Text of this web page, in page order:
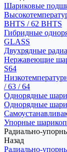
Шариковые
BHTS / 62 BHTS
Гибридные
GLASS
Двухрядные
Нержавеющие
S64
/ 63 / 64
Однорядные
Однорядные
Упорные
Радиально-
Назад
Радиально-